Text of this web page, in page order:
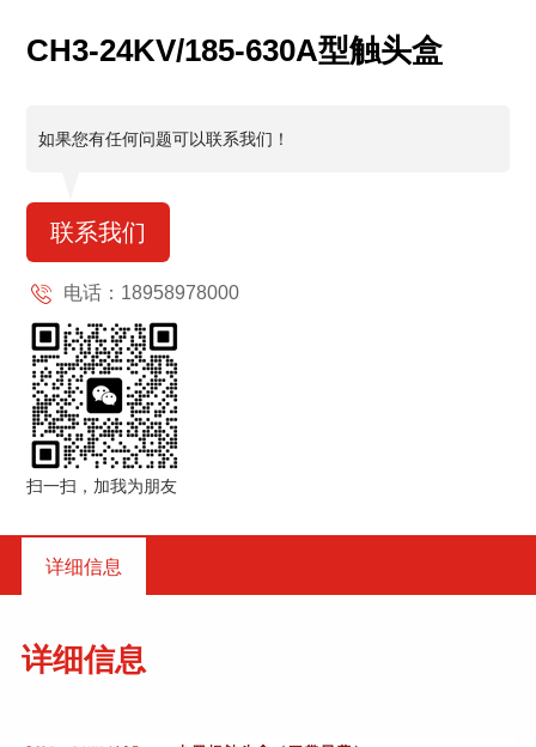
CH3-24KV/185-630A型触头盒
如果您有任何问题可以联系我们！
联系我们
电话：18958978000
扫一扫，加我为朋友
详细信息
详细信息